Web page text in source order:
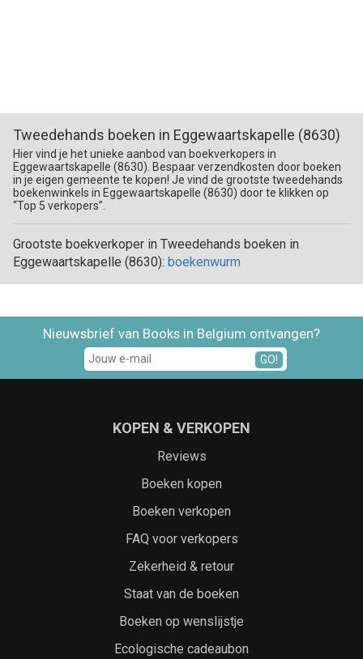
Tweedehands boeken in Eggewaartskapelle (8630)
Hier vind je het unieke aanbod van boekverkopers in
Eggewaartskapelle (8630). Bespaar verzendkosten door boeken
in je eigen gemeente te kopen! Je vind de grootste tweedehands
boekenwinkels in Eggewaartskapelle (8630) door te klikken op
“Top 5 verkopers”.
Grootste boekverkoper in Tweedehands boeken in
Eggewaartskapelle (8630): boekenwurm
Nieuwsbrief van Books in Belgium ontvangen?
GO!
KOPEN & VERKOPEN
Reviews
Boeken kopen
Boeken verkopen
FAQ voor verkopers
Zekerheid & retour
Staat van de boeken
Boeken op wenslijstje
Ecologische cadeaubon